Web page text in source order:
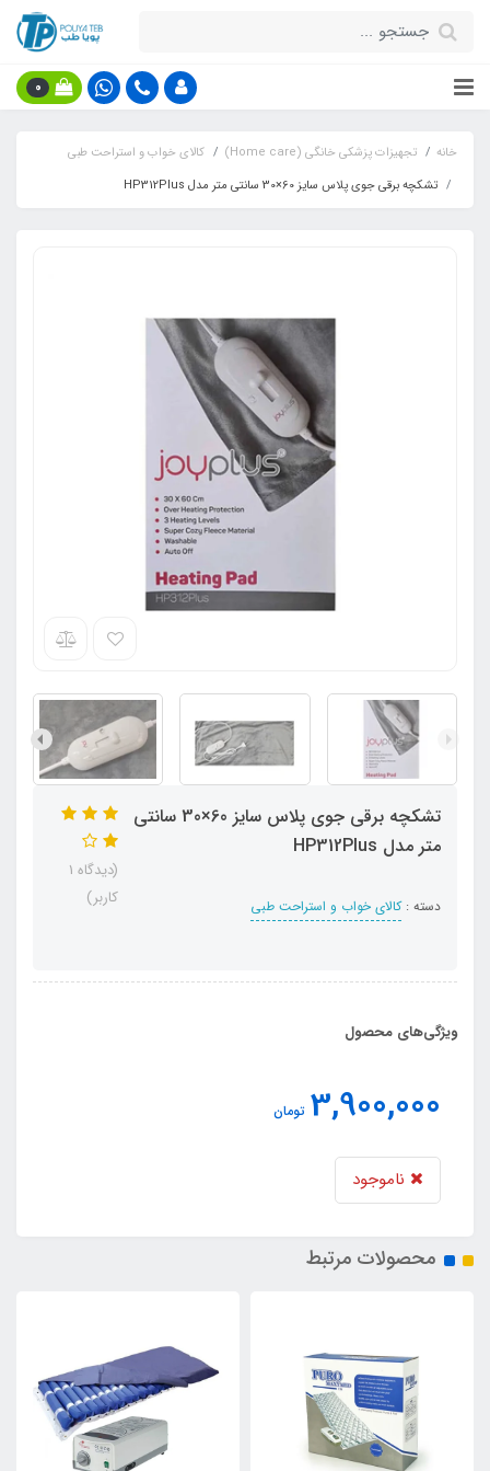
0
خانه تجهیزات پزشکی خانگی (Home care)
کالای خواب و استراحت طبی
تشکچه برقی جوی پلاس سایز 60×30 سانتی متر مدل HP312Plus
تشکچه برقی جوی پلاس سایز 60×30 سانتی
متر مدل HP312Plus
دسته :کالای خواب و استراحت طبی
(دیدگاه 1
کاربر)
ویژگی‌های محصول
3,900,000 تومان
ناموجود
محصولات مرتبط